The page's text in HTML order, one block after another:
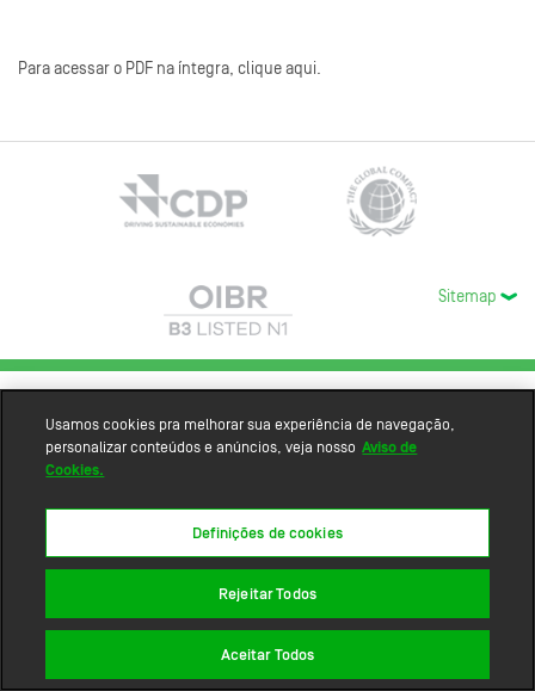
Para acessar o PDF na íntegra, clique aqui.
Sitemap
Usamos cookies pra melhorar sua experiência de navegação,
personalizar conteúdos e anúncios, veja nosso Aviso de
Cookies.
Definições de cookies
Rejeitar Todos
Aceitar Todos